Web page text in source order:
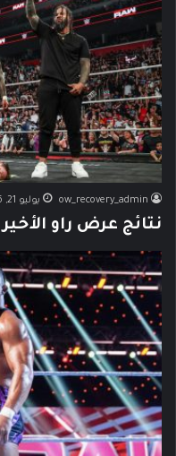
ow_recovery_admin يوليو 21, 2026
نتائج عرض راو الأخير 20-7-2026 أحداث كاملة